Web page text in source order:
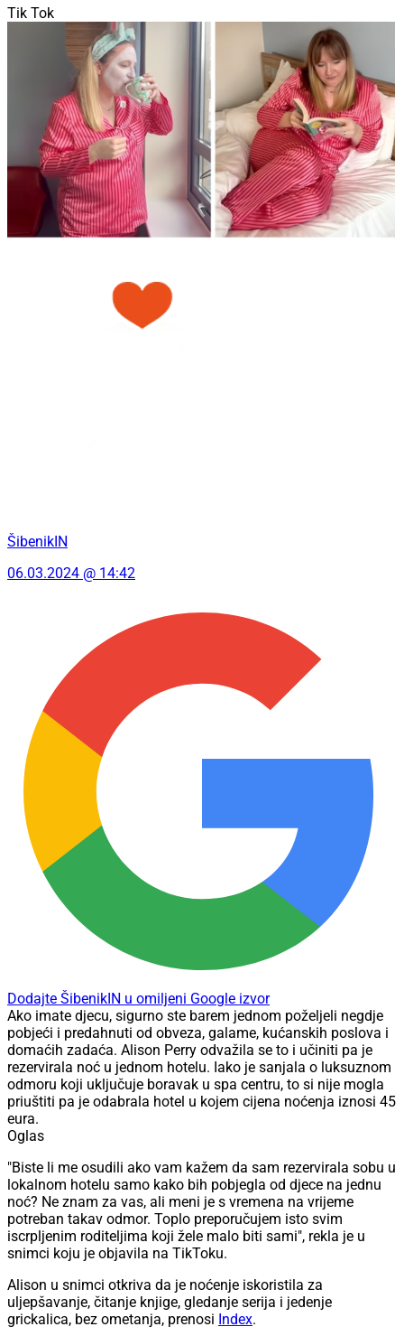
Tik Tok
ŠibenikIN
06.03.2024 @ 14:42
Dodajte ŠibenikIN u omiljeni Google izvor
Ako imate djecu, sigurno ste barem jednom poželjeli negdje
pobjeći i predahnuti od obveza, galame, kućanskih poslova i
domaćih zadaća. Alison Perry odvažila se to i učiniti pa je
rezervirala noć u jednom hotelu. Iako je sanjala o luksuznom
odmoru koji uključuje boravak u spa centru, to si nije mogla
priuštiti pa je odabrala hotel u kojem cijena noćenja iznosi 45
eura.
Oglas
"Biste li me osudili ako vam kažem da sam rezervirala sobu u
lokalnom hotelu samo kako bih pobjegla od djece na jednu
noć? Ne znam za vas, ali meni je s vremena na vrijeme
potreban takav odmor. Toplo preporučujem isto svim
iscrpljenim roditeljima koji žele malo biti sami", rekla je u
snimci koju je objavila na TikToku.
Alison u snimci otkriva da je noćenje iskoristila za
uljepšavanje, čitanje knjige, gledanje serija i jedenje
grickalica, bez ometanja, prenosi Index.